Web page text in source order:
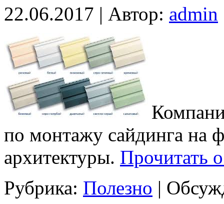
22.06.2017 | Автор: admin
по монтажу сайдинга на
архитектуры. Прочитать
Рубрика: Полезно |